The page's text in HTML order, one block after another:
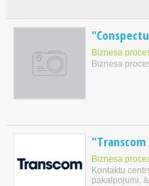
Biznesa
Biznesa
"Transcom
Biznesa
Kontaktu
pakalpojumi,